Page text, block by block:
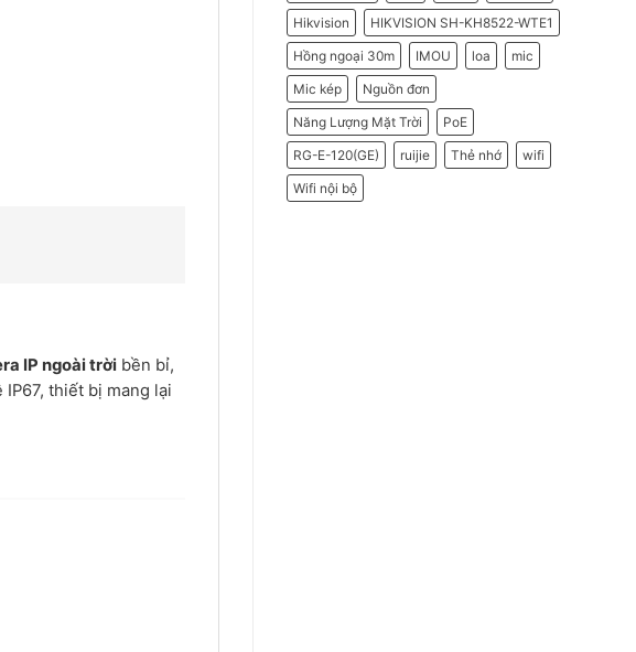
Hikvision
HIKVISION SH-KH8522-WTE1
Hồng ngoại 30m
IMOU loa
mic
Mic kép
Nguồn đơn
Năng Lượng Mặt Trời
PoE
RG-E-120(GE)
ruijie Thẻ nhớ
wifi
Wifi nội bộ
IP ngoài trời bền bỉ,
thiết bị mang lại